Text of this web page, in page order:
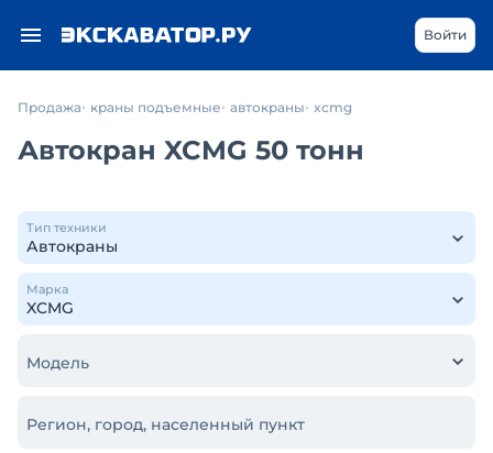
Войти
Продажа краны подъемные автокраны xcmg
Автокран XCMG 50 тонн
Тип техники
Марка
Модель
Регион, город, населенный пункт